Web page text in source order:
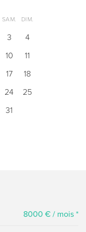
SAM. DIM.
3
4
10
11
17
18
24
25
31
8000 € / mois *